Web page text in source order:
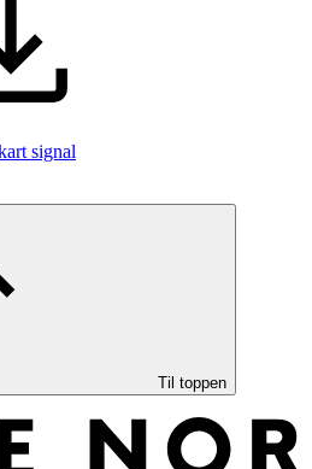
signal
Til toppen